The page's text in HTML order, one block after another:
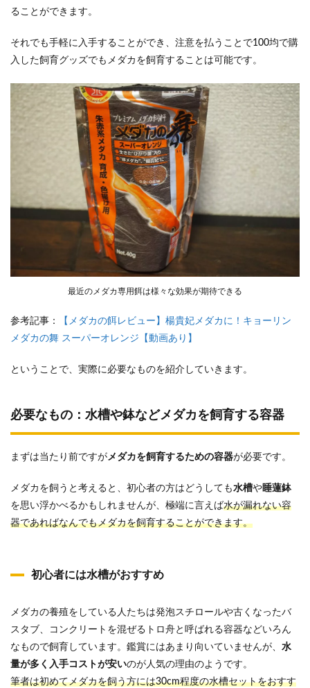
ることができます。
それでも手軽に入手することができ、注意を払うことで100均で購
入した飼育グッズでもメダカを飼育することは可能です。
最近のメダカ専用餌は様々な効果が期待できる
参考記事：
【メダカの餌レビュー】楊貴妃メダカに！キョーリン
メダカの舞 スーパーオレンジ【動画あり】
ということで、実際に必要なものを紹介していきます。
必要なもの：水槽や鉢などメダカを飼育する容器
まずは当たり前ですが メダカを飼育するための容器が必要です。
メダカを飼うと考えると、初心者の方はどうしても水槽や睡蓮鉢
を思い浮かべるかもしれませんが、極端に言えば水が漏れない容
器であればなんでもメダカを飼育することができます。
初心者には水槽がおすすめ
メダカの養殖をしている人たちは発泡スチロールや古くなったバ
スタブ、コンクリートを混ぜるトロ舟と呼ばれる容器などいろん
なもので飼育しています。鑑賞にはあまり向いていませんが、 水
量が多く入手コストが安いのが人気の理由のようです。
筆者は初めてメダカを飼う方には30cm程度の水槽セットをおすす